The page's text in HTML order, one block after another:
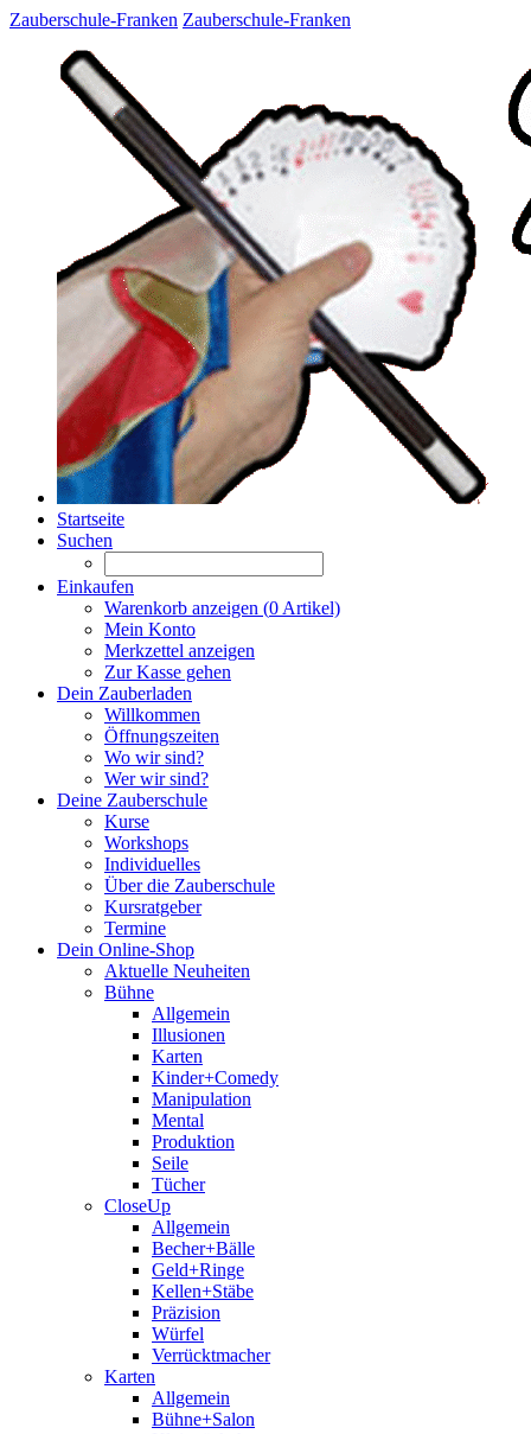
Zauberschule-Franken Zauberschule-Franken
Startseite
Suchen
Einkaufen
Warenkorb anzeigen (0 Artikel)
Mein Konto
Merkzettel anzeigen
Zur Kasse gehen
Dein Zauberladen
Willkommen
Öffnungszeiten
Wo wir sind?
Wer wir sind?
Deine Zauberschule
Kurse
Workshops
Individuelles
Über die Zauberschule
Kursratgeber
Termine
Dein Online-Shop
Aktuelle Neuheiten
Bühne
Allgemein
Illusionen
Karten
Kinder+Comedy
Manipulation
Mental
Produktion
Seile
Tücher
CloseUp
Allgemein
Becher+Bälle
Geld+Ringe
Kellen+Stäbe
Präzision
Würfel
Verrücktmacher
Karten
Allgemein
Bühne+Salon